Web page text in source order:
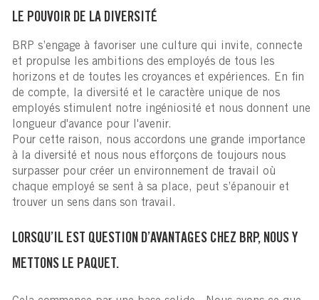
LE POUVOIR DE LA DIVERSITÉ
BRP s’engage à favoriser une culture qui invite, connecte
et propulse les ambitions des employés de tous les
horizons et de toutes les croyances et expériences. En fin
de compte, la diversité et le caractère unique de nos
employés stimulent notre ingéniosité et nous donnent une
longueur d'avance pour l'avenir.
Pour cette raison, nous accordons une grande importance
à la diversité et nous nous efforçons de toujours nous
surpasser pour créer un environnement de travail où
chaque employé se sent à sa place, peut s’épanouir et
trouver un sens dans son travail.
LORSQU’IL EST QUESTION D’AVANTAGES CHEZ BRP, NOUS Y
METTONS LE PAQUET.